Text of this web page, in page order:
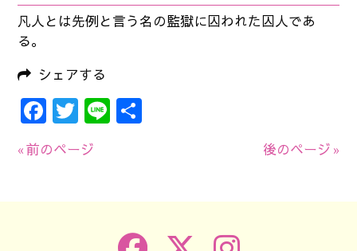
凡人とは先例と言う名の監獄に囚われた囚人であ
る。
シェアする
Facebook
Twitter
Line
« 前のページ 後のページ »